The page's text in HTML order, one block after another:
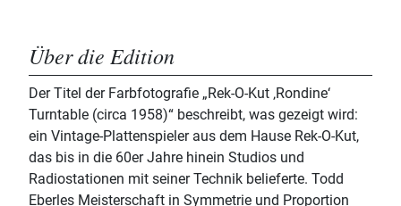
Über die Edition
Der Titel der Farbfotografie „Rek-O-Kut ‚Rondine‘
Turntable (circa 1958)“ beschreibt, was gezeigt wird:
ein Vintage-Plattenspieler aus dem Hause Rek-O-Kut,
das bis in die 60er Jahre hinein Studios und
Radiostationen mit seiner Technik belieferte. Todd
Eberles Meisterschaft in Symmetrie und Proportion